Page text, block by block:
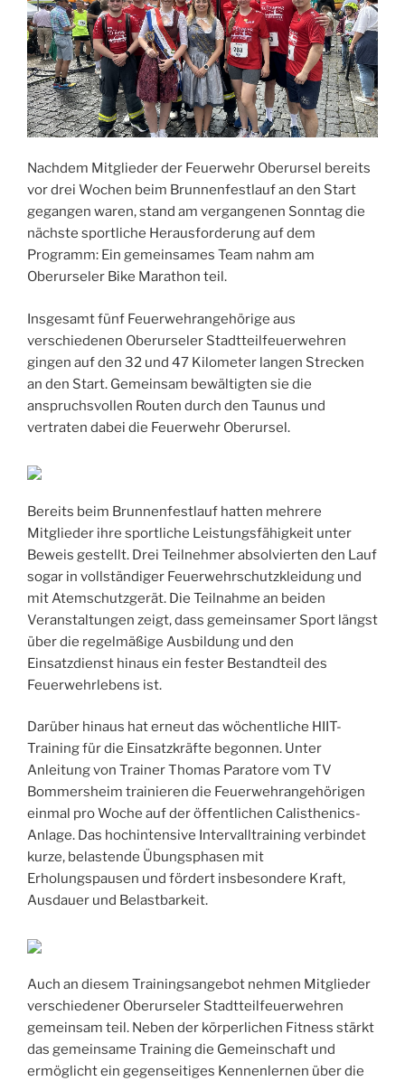
Nachdem Mitglieder der Feuerwehr Oberursel bereits
vor drei Wochen beim Brunnenfestlauf an den Start
gegangen waren, stand am vergangenen Sonntag die
nächste sportliche Herausforderung auf dem
Programm: Ein gemeinsames Team nahm am
Oberurseler Bike Marathon teil.
Insgesamt fünf Feuerwehrangehörige aus
verschiedenen Oberurseler Stadtteilfeuerwehren
gingen auf den 32 und 47 Kilometer langen Strecken
an den Start. Gemeinsam bewältigten sie die
anspruchsvollen Routen durch den Taunus und
vertraten dabei die Feuerwehr Oberursel.
Bereits beim Brunnenfestlauf hatten mehrere
Mitglieder ihre sportliche Leistungsfähigkeit unter
Beweis gestellt. Drei Teilnehmer absolvierten den Lauf
sogar in vollständiger Feuerwehrschutzkleidung und
mit Atemschutzgerät. Die Teilnahme an beiden
Veranstaltungen zeigt, dass gemeinsamer Sport längst
über die regelmäßige Ausbildung und den
Einsatzdienst hinaus ein fester Bestandteil des
Feuerwehrlebens ist.
Darüber hinaus hat erneut das wöchentliche HIIT-
Training für die Einsatzkräfte begonnen. Unter
Anleitung von Trainer Thomas Paratore vom TV
Bommersheim trainieren die Feuerwehrangehörigen
einmal pro Woche auf der öffentlichen Calisthenics-
Anlage. Das hochintensive Intervalltraining verbindet
kurze, belastende Übungsphasen mit
Erholungspausen und fördert insbesondere Kraft,
Ausdauer und Belastbarkeit.
Auch an diesem Trainingsangebot nehmen Mitglieder
verschiedener Oberurseler Stadtteilfeuerwehren
gemeinsam teil. Neben der körperlichen Fitness stärkt
das gemeinsame Training die Gemeinschaft und
ermöglicht ein gegenseitiges Kennenlernen über die